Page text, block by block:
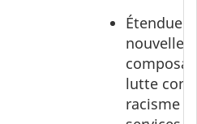
Étendue
nouvelles
lutte
racisme